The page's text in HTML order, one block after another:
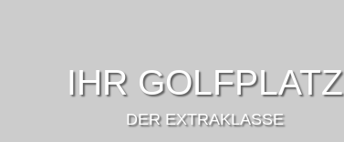
IHR GOLFPLATZ
DER EXTRAKLASSE